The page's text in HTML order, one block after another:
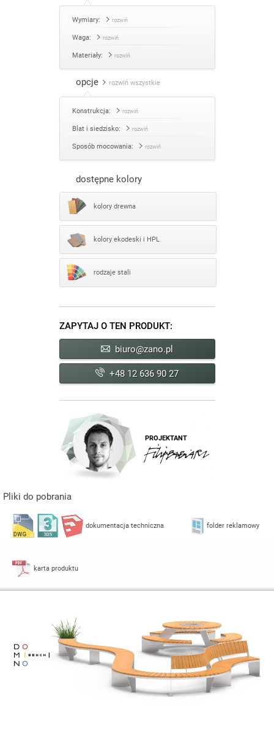
Wymiary: rozwiń
Waga: rozwiń
Materiały: rozwiń
opcje rozwiń wszystkie
Konstrukcja: rozwiń
Blat i siedzisko: rozwiń
Sposób mocowania: rozwiń
dostępne kolory
kolory drewna
kolory ekodeski i HPL
rodzaje stali
ZAPYTAJ O TEN PRODUKT:
biuro@zano.pl
+48 12 636 90 27
PROJEKTANT
Pliki do pobrania
dokumentacja techniczna folder reklamowy
karta produktu